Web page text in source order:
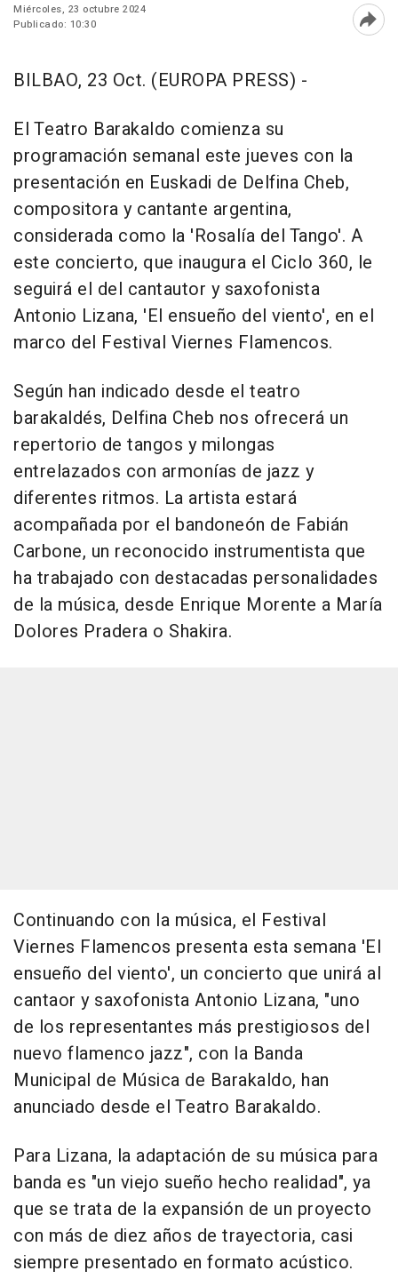
Miércoles, 23 octubre 2024
Publicado: 10:30
BILBAO, 23 Oct. (EUROPA PRESS) -
El Teatro Barakaldo comienza su
programación semanal este jueves con la
presentación en Euskadi de Delfina Cheb,
compositora y cantante argentina,
considerada como la 'Rosalía del Tango'. A
este concierto, que inaugura el Ciclo 360, le
seguirá el del cantautor y saxofonista
Antonio Lizana, 'El ensueño del viento', en el
marco del Festival Viernes Flamencos.
Según han indicado desde el teatro
barakaldés, Delfina Cheb nos ofrecerá un
repertorio de tangos y milongas
entrelazados con armonías de jazz y
diferentes ritmos. La artista estará
acompañada por el bandoneón de Fabián
Carbone, un reconocido instrumentista que
ha trabajado con destacadas personalidades
de la música, desde Enrique Morente a María
Dolores Pradera o Shakira.
Continuando con la música, el Festival
Viernes Flamencos presenta esta semana 'El
ensueño del viento', un concierto que unirá al
cantaor y saxofonista Antonio Lizana, "uno
de los representantes más prestigiosos del
nuevo flamenco jazz", con la Banda
Municipal de Música de Barakaldo, han
anunciado desde el Teatro Barakaldo.
Para Lizana, la adaptación de su música para
banda es "un viejo sueño hecho realidad", ya
que se trata de la expansión de un proyecto
con más de diez años de trayectoria, casi
siempre presentado en formato acústico.